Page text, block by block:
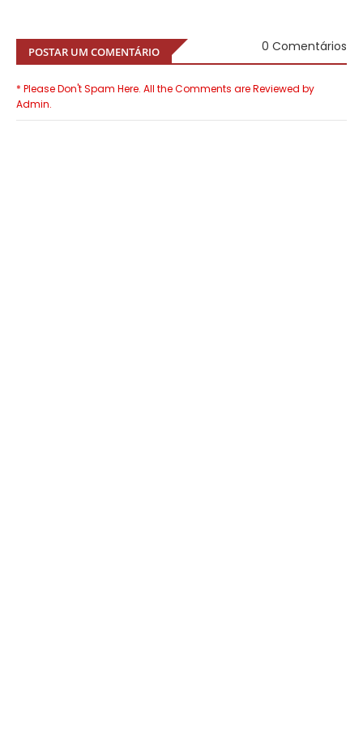
POSTAR UM COMENTÁRIO 0 Comentários
* Please Don't Spam Here. All the Comments are Reviewed by
Admin.